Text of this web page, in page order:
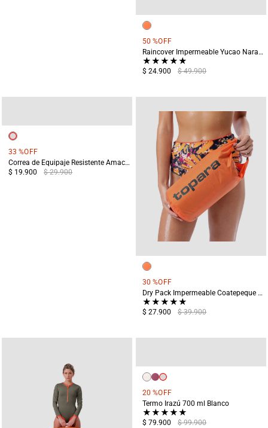
50 %OFF
Raincover Impermeable Yucao Naranja
★★★★★
$ 24.900 $ 49.900
33 %OFF
Correa de Equipaje Resistente Amacayacu Gris
$ 19.900
$ 29.900
30 %OFF
Dry Pack Impermeable Coatepeque 5 Litros Naranja
★★★★★
$ 27.900 $ 39.900
20 %OFF
Termo Irazú 700 ml Blanco
★★★★★
$ 79.900 $ 99.900